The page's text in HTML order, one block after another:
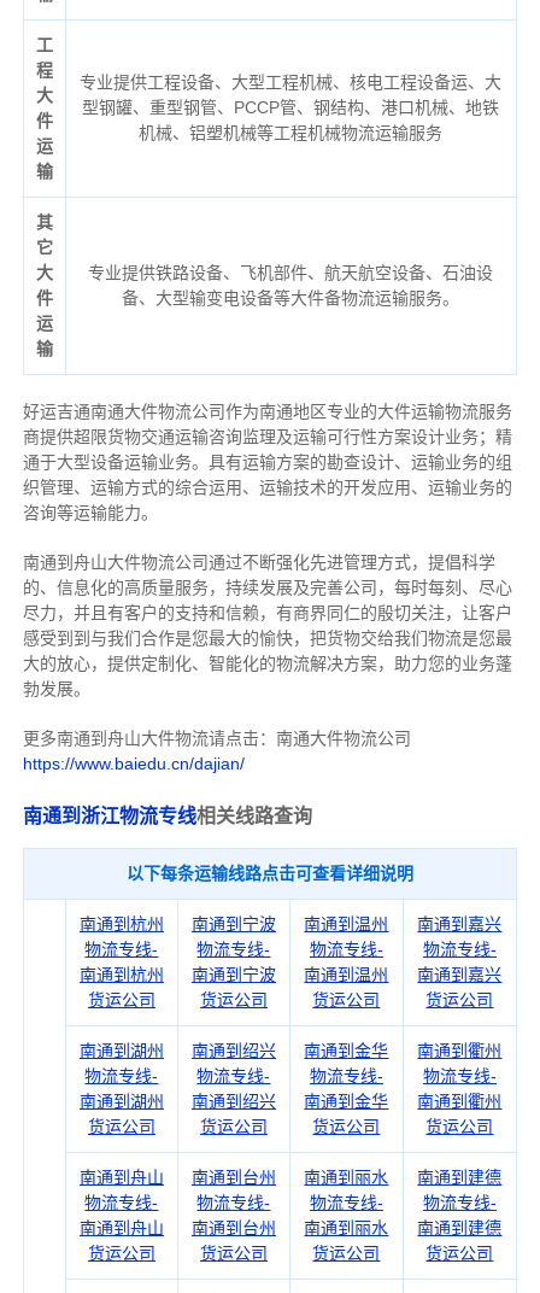
工
程
大
件
运
输
专业提供工程设备、大型工程机械、核电工程设备运、大
型钢罐、重型钢管、PCCP管、钢结构、港口机械、地铁
机械、铝塑机械等工程机械物流运输服务
其
它
大
件
运
输
专业提供铁路设备、飞机部件、航天航空设备、石油设
备、大型输变电设备等大件备物流运输服务。
好运吉通南通大件物流公司作为南通地区专业的大件运输物流服务
商提供超限货物交通运输咨询监理及运输可行性方案设计业务；精
通于大型设备运输业务。具有运输方案的勘查设计、运输业务的组
织管理、运输方式的综合运用、运输技术的开发应用、运输业务的
咨询等运输能力。
南通到舟山大件物流公司通过不断强化先进管理方式，提倡科学
的、信息化的高质量服务，持续发展及完善公司，每时每刻、尽心
尽力， 并且有客户的支持和信赖，有商界同仁的殷切关注， 让客户
感受到到与我们合作是您最大的愉快，把货物交给我们物流是您最
大的放心， 提供定制化、智能化的物流解决方案，助力您的业务蓬
勃发展。
更多南通到舟山大件物流请点击：南通大件物流公司
https://www.baiedu.cn/dajian/
南通到浙江物流专线相关线路查询
以下每条运输线路点击可查看详细说明
南通到杭州
物流专线-
南通到杭州
货运公司
南通到宁波
物流专线-
南通到宁波
货运公司
南通到温州
物流专线-
南通到温州
货运公司
南通到嘉兴
物流专线-
南通到嘉兴
货运公司
南通到湖州
物流专线-
南通到湖州
货运公司
南通到绍兴
物流专线-
南通到绍兴
货运公司
南通到金华
物流专线-
南通到金华
货运公司
南通到衢州
物流专线-
南通到衢州
货运公司
南通到舟山
物流专线-
南通到舟山
货运公司
南通到台州
物流专线-
南通到台州
货运公司
南通到丽水
物流专线-
南通到丽水
货运公司
南通到建德
物流专线-
南通到建德
货运公司